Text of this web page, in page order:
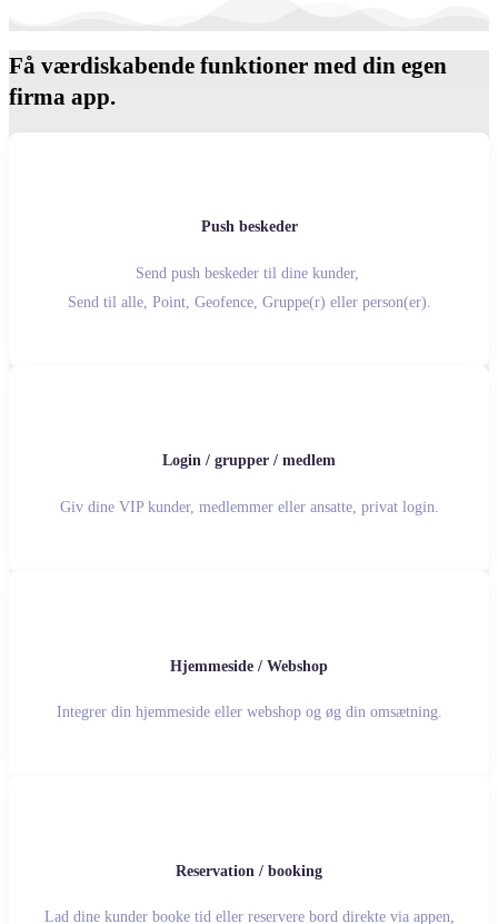
Få værdiskabende funktioner med din egen
firma app.
Push beskeder
Send push beskeder til dine kunder,
Send til alle, Point, Geofence, Gruppe(r) eller person(er).
Login / grupper / medlem
Giv dine VIP kunder, medlemmer eller ansatte, privat login.
Hjemmeside / Webshop
Integrer din hjemmeside eller webshop og øg din omsætning.
Reservation / booking
Lad dine kunder booke tid eller reservere bord direkte via appen,